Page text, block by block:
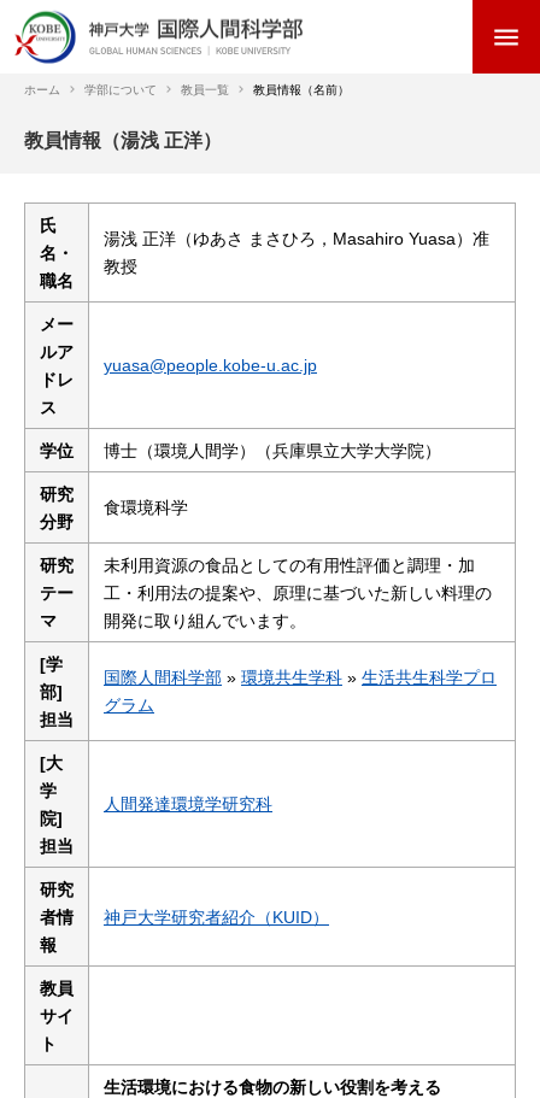
イ
menu
パ
ず
ホーム 学部について 教員一覧 教員情報（名前）
教員情報（湯浅 正洋）
氏
名・
職名
湯浅 正洋（ゆあさ まさひろ，Masahiro Yuasa）准
教授
メー
ルア
ドレ
ス
yuasa@people.kobe-u.ac.jp
学位 博士（環境人間学）（兵庫県立大学大学院）
研究
分野
食環境科学
研究
テー
マ
未利用資源の食品としての有用性評価と調理・加
工・利用法の提案や、原理に基づいた新しい料理の
開発に取り組んでいます。
[学
部]
担当
国際人間科学部 » 環境共生学科 » 生活共生科学プロ
グラム
[大
学
院]
担当
人間発達環境学研究科
研究
者情
報
神戸大学研究者紹介（KUID）
教員
サイ
ト
生活環境における食物の新しい役割を考える